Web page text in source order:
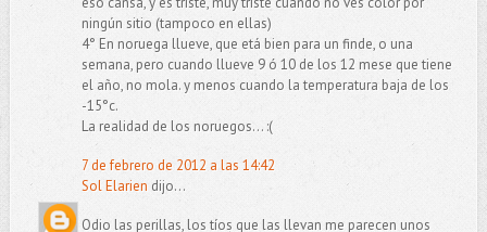
ningún sitio (tampoco en ellas)
4° En noruega llueve, que etá bien para un finde, o una
semana, pero cuando llueve 9 ó 10 de los 12 mese que tiene
el año, no mola. y menos cuando la temperatura baja de los
-15°c.
La realidad de los noruegos... :(
7 de febrero de 2012 a las 14:42
Sol Elarien dijo...
Odio las perillas, los tíos que las llevan me parecen unos